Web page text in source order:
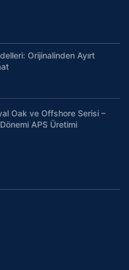
Orijinalinden Ayırt
Oak ve Offshore Serisi –
APS Üretimi